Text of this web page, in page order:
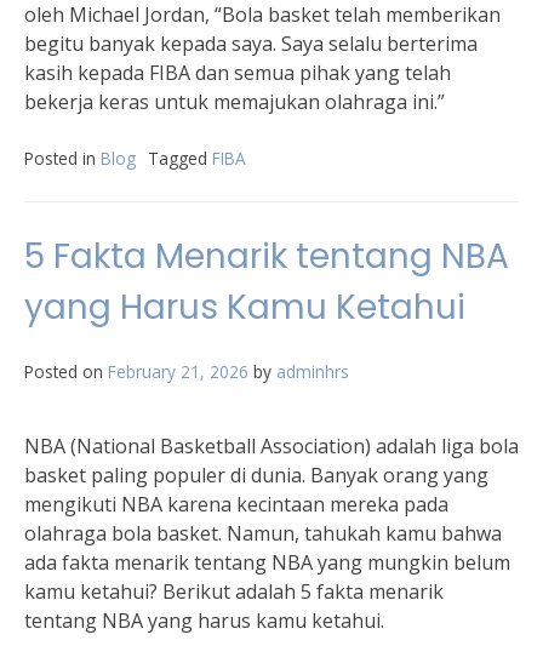
oleh Michael Jordan, “Bola basket telah memberikan
begitu banyak kepada saya. Saya selalu berterima
kasih kepada FIBA dan semua pihak yang telah
bekerja keras untuk memajukan olahraga ini.”
Posted in Blog Tagged FIBA
5 Fakta Menarik tentang NBA
yang Harus Kamu Ketahui
Posted on February 21, 2026 by adminhrs
NBA (National Basketball Association) adalah liga bola
basket paling populer di dunia. Banyak orang yang
mengikuti NBA karena kecintaan mereka pada
olahraga bola basket. Namun, tahukah kamu bahwa
ada fakta menarik tentang NBA yang mungkin belum
kamu ketahui? Berikut adalah 5 fakta menarik
tentang NBA yang harus kamu ketahui.